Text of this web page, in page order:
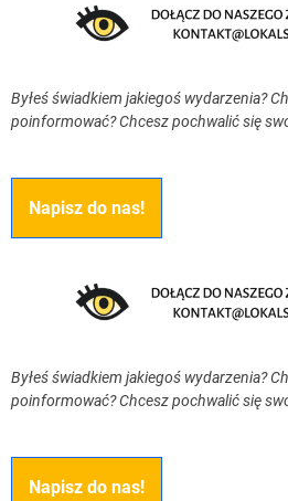
Byłeś świadkiem jakiegoś wydarzenia?
poinformować? Chcesz pochwalić się
Napisz do nas!
Byłeś świadkiem jakiegoś wydarzenia?
poinformować? Chcesz pochwalić się
Napisz do nas!